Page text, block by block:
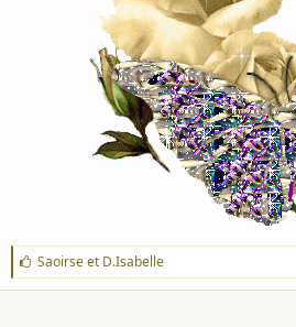
J
'
a
Saoirseet D.Isabelle